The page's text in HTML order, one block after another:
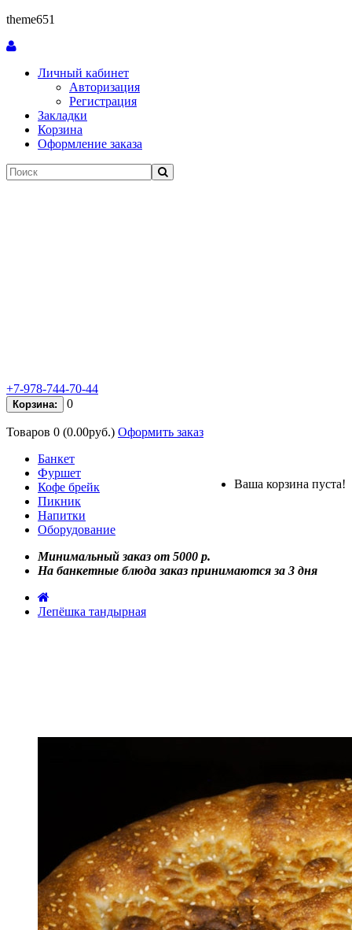
theme651
Личный кабинет
Авторизация
Регистрация
Закладки
Корзина
Оформление заказа
+7-978-744-70-44
Корзина: 0
Товаров 0 (0.00руб.) Оформить заказ
Ваша корзина пуста!
Банкет
Фуршет
Кофе брейк
Пикник
Напитки
Оборудование
Минимальный заказ от 5000 р.
На банкетные блюда заказ принимаются за 3 дня
Лепёшка тандырная